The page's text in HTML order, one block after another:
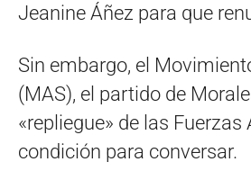
Jeanine Áñez para que
Sin embargo, el
(MAS), el partido de
«repliegue» de las
condición para conversar.